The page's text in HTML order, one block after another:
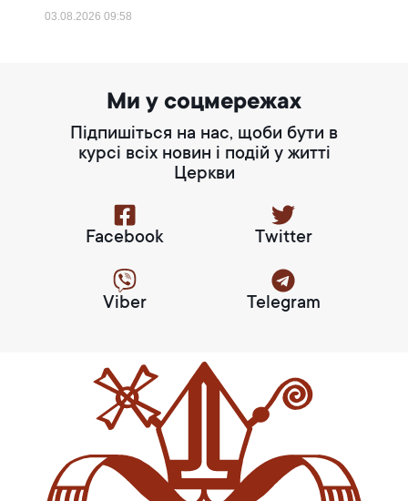
03.08.202609:58
Ми у соцмережах
Підпишіться на нас, щоби бути в
курсі всіх новин і подій у житті
Церкви
Facebook Twitter
Viber Telegram